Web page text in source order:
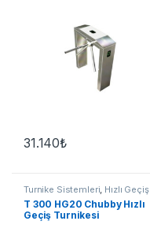
31.140₺
Turnike Sistemleri Hızlı Geçiş
T 300 HG20 Chubby Hızlı
Geçiş Turnikesi